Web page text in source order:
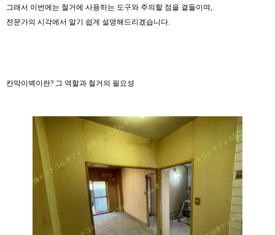
그래서 이번에는 철거에 사용하는 도구와 주의할 점을 곁들이며,
전문가의 시각에서 알기 쉽게 설명해드리겠습니다.
칸막이벽이란? 그 역할과 철거의 필요성